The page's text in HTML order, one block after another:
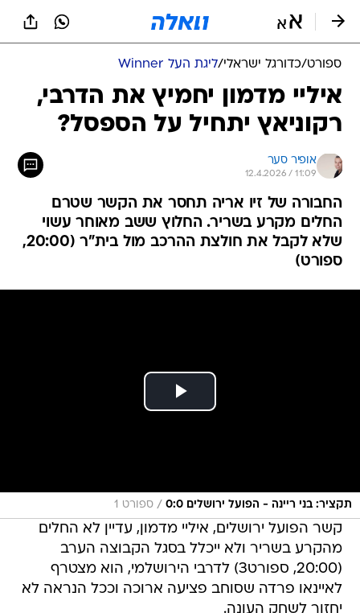
ספורט/כדורגל ישראלי/ליגת העל Winner
איליי מדמון יחמיץ את הדרבי,
רקוניאץ יתחיל על הספסל?
אופיר סער
12.4.2026 / 11:09
החבורה של זיו אריה תחסר את הקשר שטרם
החלים מקרע בשריר. החלוץ ששב מאוחר עשוי
שלא לקבל את חולצת ההרכב מול בית"ר (20:00,
ספורט)
תקציר: בני ריינה - הפועל ירושלים 0:0 / ספורט 1
קשר הפועל ירושלים, איליי מדמון, עדיין לא החלים
מהקרע בשריר ולא ייכלל בסגל הקבוצה הערב
(20:00, ספורט3) לדרבי הירושלמי, הוא מצטרף
לאיינאו פרדה שסוחב פציעה ארוכה וככל הנראה לא
יחזור לשחק העונה.